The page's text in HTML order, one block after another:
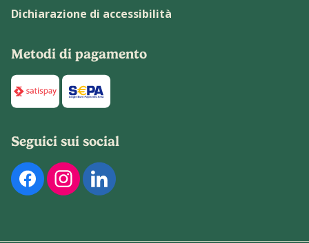
Dichiarazione di accessibilità
Metodi di pagamento
Di seguito sono elencati i metodi di pagamento
Seguici sui social
Di seguito sono elencati i nostri profili social ufficiali.